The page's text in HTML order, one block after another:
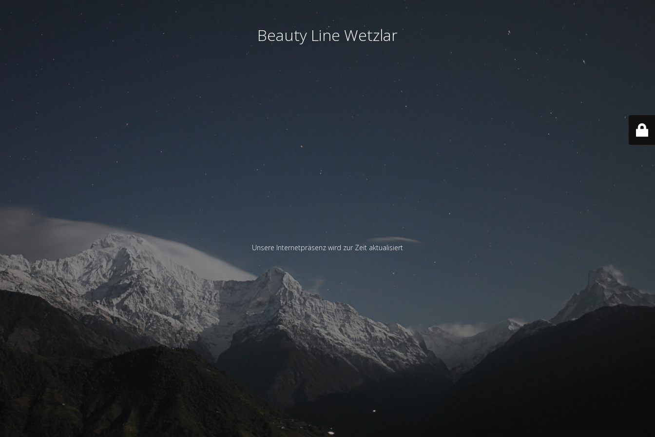
Beauty Line Wetzlar
Unsere Internetpräsenz wird zur Zeit aktualisiert